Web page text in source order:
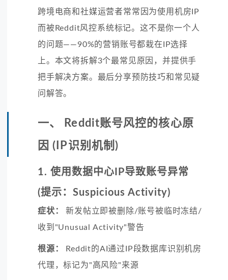
跨境电商和社媒运营者常常因为使用机房IP
而被Reddit风控系统标记。这不是你一个人
的问题——90%的营销账号都栽在IP选择
上。本文将拆解3个最常见原因，并提供手
把手解决方案。最后分享预防技巧和常见疑
问解答。
一、 Reddit账号风控的核心原
因 (IP识别机制)
1. 使用数据中心IP导致账号异常
(提示：Suspicious Activity)
症状：
新发帖立即被删除/账号被临时冻结/
收到"Unusual Activity"警告
根源：
Reddit的AI通过IP段数据库识别机房
代理，标记为"高风险"来源